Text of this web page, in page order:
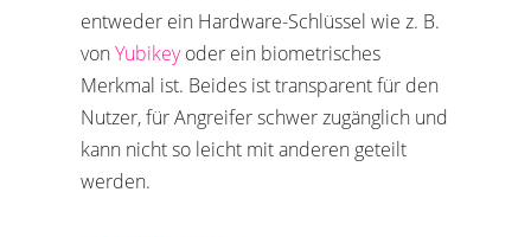
entweder ein Hardware-Schlüssel wie z. B.
vonYubikeyoder ein biometrisches
Merkmal ist. Beides ist transparent für den
Nutzer, für Angreifer schwer zugänglich und
kann nicht so leicht mit anderen geteilt
werden.